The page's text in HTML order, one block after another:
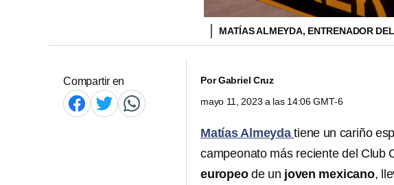
MATÍAS ALMEYDA, ENTRENADOR
Compartir en PorGabriel Cruz
mayo 11, 2023 a las 14:06 GMT-6
Matías Almeydatiene un cariño
campeonato más reciente del Club
europeode un joven mexicano,